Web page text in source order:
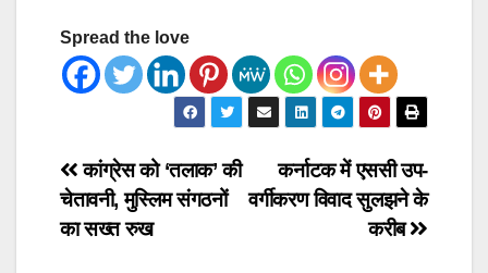
Spread the love
Post
navigation
कर्नाटक में एससी उप-
वर्गीकरण विवाद सुलझने के
करीब
कांग्रेस को ‘तलाक’ की
चेतावनी, मुस्लिम संगठनों
का सख्त रुख